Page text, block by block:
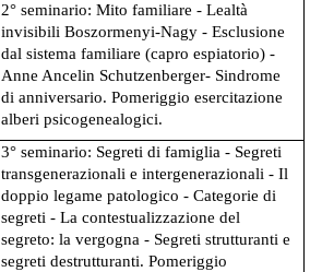
2° seminario: Mito familiare - Lealtà
invisibili Boszormenyi-Nagy - Esclusione
dal sistema familiare (capro espiatorio) -
Anne Ancelin Schutzenberger- Sindrome
di anniversario. Pomeriggio esercitazione
alberi psicogenealogici.
3° seminario: Segreti di famiglia - Segreti
transgenerazionali e intergenerazionali - Il
doppio legame patologico - Categorie di
segreti - La contestualizzazione del
segreto: la vergogna - Segreti strutturanti e
segreti destrutturanti. Pomeriggio